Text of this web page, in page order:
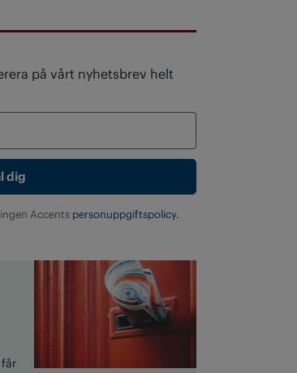
på vårt nyhetsbrev helt
Accents personuppgiftspolicy.